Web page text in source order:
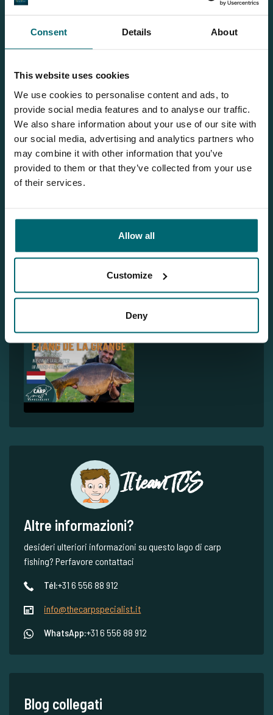
Consent Details About
This website uses cookies
We use cookies to personalise content and ads, to
provide social media features and to analyse our traffic.
We also share information about your use of our site with
our social media, advertising and analytics partners who
may combine it with other information that you’ve
provided to them or that they’ve collected from your use
of their services.
Allow all
Customize
Deny
ultime notizie sulla pesca alla carpa da The Carp Specialist
direttamente nella tua casella di posta!
Iscriviti alla nostra newsletter gratuita
Il nostro opuscolo
Richiesta il nostro opuscolo, e te lo
invieremo per posta!
1
Il team TCS
Altre informazioni?
desideri ulteriori informazioni su questo lago di carp
fishing? Perfavore contattaci
Tél:+31 6 556 88 912
info@thecarpspecialist.it
WhatsApp:+31 6 556 88 912
Blog collegati